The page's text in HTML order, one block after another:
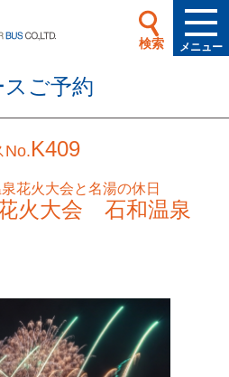
検索 メニュー
スご予約
No.K409
花火大会と名湯の休日
火大会 石和温泉